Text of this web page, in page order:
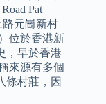
Pat
路元崗新村
位於香港新
，早於香港
來源有多個
條村莊，因